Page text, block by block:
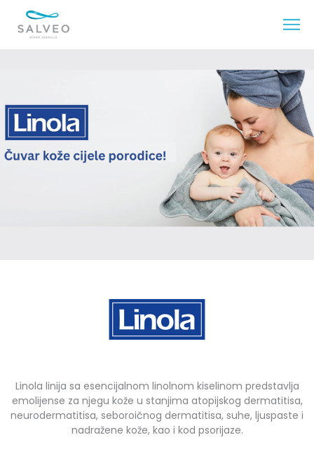
Linola linija sa esencijalnom linolnom kiselinom predstavlja
emolijense za njegu kože u stanjima atopijskog dermatitisa,
neurodermatitisa, seboroičnog dermatitisa, suhe, ljuspaste i
nadražene kože, kao i kod psorijaze.